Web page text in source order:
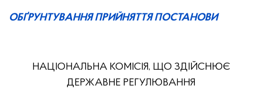
ОБҐРУНТУВАННЯ ПРИЙНЯТТЯ ПОСТАНОВИ
НАЦІОНАЛЬНА КОМІСІЯ, ЩО ЗДІЙСНЮЄ
ДЕРЖАВНЕ РЕГУЛЮВАННЯ